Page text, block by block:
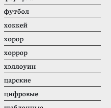
футбол
хоккей
хорор
хоррор
хэллоуин
царские
цифровые